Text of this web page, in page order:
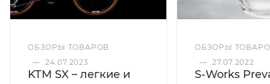
ОБЗОРЫ ТОВАРОВ
— 24.07.2023
KTM SX – легкие и
ОБЗОРЫ
— 27.07.2022
S-Works